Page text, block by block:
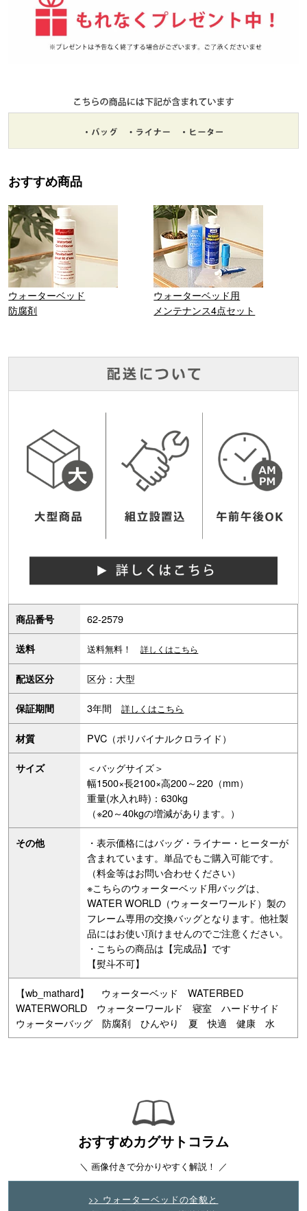
おすすめ商品
ウォーターベッド
防腐剤
ウォーターベッド用
メンテナンス4点セット
商品番号 62-2579
送料 送料無料！ 詳しくはこちら
配送区分 区分：大型
保証期間 3年間詳しくはこちら
材質 PVC（ポリバイナルクロライド）
サイズ
＜バッグサイズ＞
幅1500×長2100×高200～220（mm）
重量(水入れ時)：630kg
（※20～40kgの増減があります。）
その他
・表示価格にはバッグ・ライナー・ヒーターが
含まれています。単品でもご購入可能です。
（料金等はお問い合わせください）
※こちらのウォーターベッド用バッグは、
WATER WORLD（ウォーターワールド）製の
フレーム専用の交換バッグとなります。他社製
品にはお使い頂けませんのでご注意ください。
・こちらの商品は【完成品】です
【熨斗不可】
【wb_mathard】 ウォーターベッド WATERBED
WATERWORLD ウォーターワールド 寝室 ハードサイド
ウォーターバッグ 防腐剤 ひんやり 夏 快適 健康 水
おすすめカグサトコラム
＼ 画像付きで分かりやすく解説！ ／
>> ウォーターベッドの全貌と